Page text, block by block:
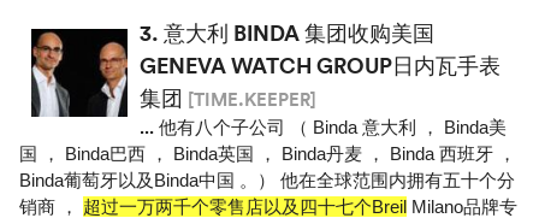
3. 意大利 BINDA 集团收购美国
GENEVA WATCH GROUP日内瓦手表
集团 [TIME.KEEPER]
... 他有八个子公司 （ Binda 意大利 ， Binda美
国 ， Binda巴西 ， Binda英国 ， Binda丹麦 ， Binda 西班牙 ，
Binda葡萄牙以及Binda中国 。） 他在全球范围内拥有五十个分
销商 ， 超过一万两千个零售店以及四十七个Breil Milano品牌专